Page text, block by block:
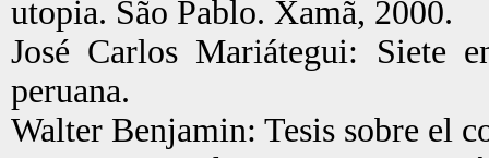
utopia. São Pablo. Xamã, 2000.
José Carlos Mariátegui: Siete
peruana.
Walter Benjamin: Tesis sobre el